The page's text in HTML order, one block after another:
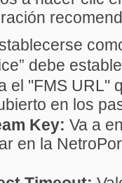
debe
el "FMS URL"
en los
Key: Va a
en la